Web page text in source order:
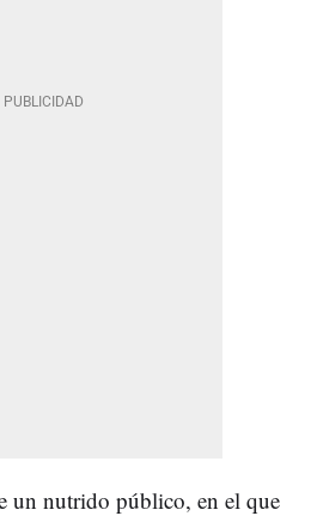
un nutrido público, en el que